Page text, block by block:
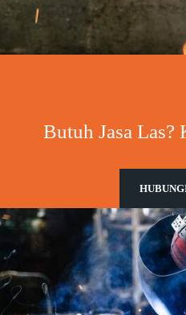
Butuh Jasa Las?